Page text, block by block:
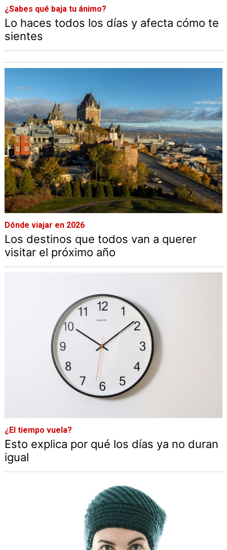
¿Sabes qué baja tu ánimo?
Lo haces todos los días y afecta cómo te
sientes
Dónde viajar en 2026
Los destinos que todos van a querer
visitar el próximo año
¿El tiempo vuela?
Esto explica por qué los días ya no duran
igual